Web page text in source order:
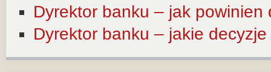
Dyrektor banku – jak
Dyrektor banku – jakie